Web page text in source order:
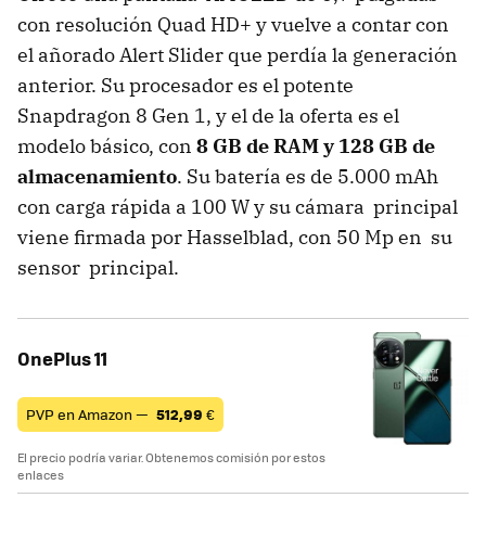
con resolución Quad HD+ y vuelve a contar con
el añorado Alert Slider que perdía la generación
anterior. Su procesador es el potente
Snapdragon 8 Gen 1, y el de la oferta es el
modelo básico, con 8 GB de RAM y 128 GB de
almacenamiento. Su batería es de 5.000 mAh
con carga rápida a 100 W y su cámara principal
viene firmada por Hasselblad, con 50 Mp en su
sensor principal.
OnePlus 11
PVP en Amazon — 512,99 €
El precio podría variar. Obtenemos comisión por estos
enlaces